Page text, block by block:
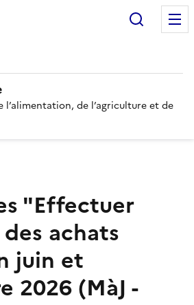
de l’agriculture et de
"Effectuer
achats
juin et
2026 (MàJ -